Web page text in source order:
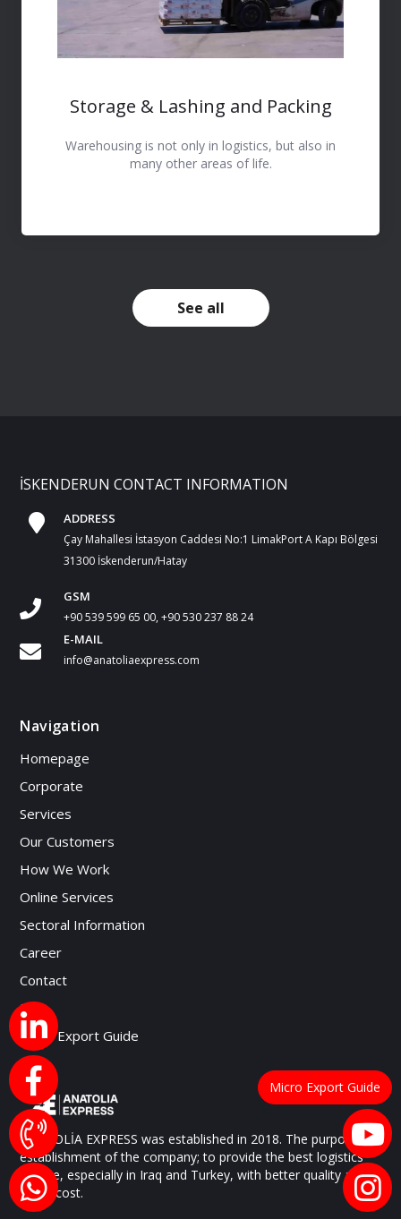
Storage & Lashing and Packing
Warehousing is not only in logistics, but also in
many other areas of life.
See all
İSKENDERUN CONTACT INFORMATION
ADDRESS
Çay Mahallesi İstasyon Caddesi No:1 LimakPort A Kapı Bölgesi
31300 İskenderun/Hatay
GSM
+90 539 599 65 00, +90 530 237 88 24
E-MAIL
info@anatoliaexpress.com
Navigation
Homepage
Corporate
Services
Our Customers
How We Work
Online Services
Sectoral Information
Career
Contact
Blog
Micro Export Guide
ANATOLİA EXPRESS was established in 2018. The purpose of
establishment of the company; to provide the best logistics
service, especially in Iraq and Turkey, with better quality and
lower cost.
Micro Export Guide